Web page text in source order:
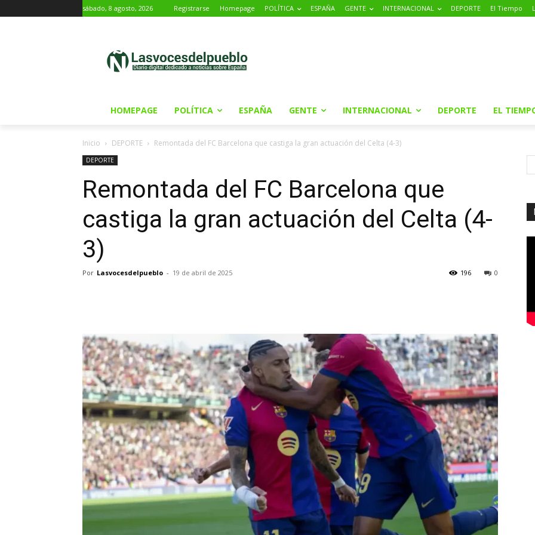
sábado, 8 agosto, 2026 Registrarse Homepage POLÍTICA ESPAÑA GENTE INTERNACIONAL DEPORTE El Tiempo
HOMEPAGE POLÍTICA ESPAÑA GENTE INTERNACIONAL DEPORTE EL
Inicio DEPORTE Remontada del FC Barcelona que castiga la gran actuación del Celta (4-3)
DEPORTE
Remontada del FC Barcelona que
castiga la gran actuación del Celta (4-
3)
Por Lasvocesdelpueblo - 19 de abril de 2025 0
196